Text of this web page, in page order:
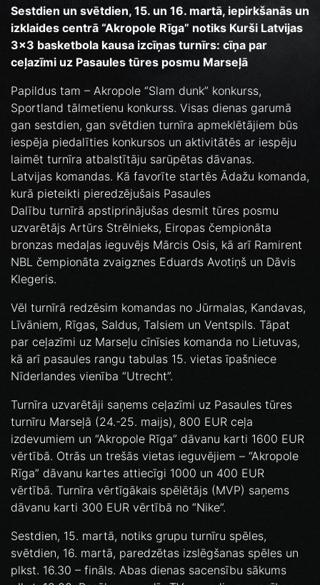
Sestdien un svētdien, 15. un 16. martā, iepirkšanās un
izklaides centrā “Akropole Rīga” notiks Kurši Latvijas
3×3 basketbola kausa izcīņas turnīrs: cīņa par
ceļazīmi uz Pasaules tūres posmu Marseļā
Papildus tam – Akropole “Slam dunk” konkurss,
Sportland tālmetienu konkurss. Visas dienas garumā
gan sestdien, gan svētdien turnīra apmeklētājiem būs
iespēja piedalīties konkursos un aktivitātēs ar iespēju
laimēt turnīra atbalstītāju sarūpētas dāvanas.
Latvijas komandas. Kā favorīte startēs Ādažu komanda,
kurā pieteikti pieredzējušais Pasaules
Dalību turnīrā apstiprinājušas desmit tūres posmu
uzvarētājs Artūrs Strēlnieks, Eiropas čempionāta
bronzas medaļas ieguvējs Mārcis Osis, kā arī Ramirent
NBL čempionāta zvaigznes Eduards Avotiņš un Dāvis
Klegeris.
Vēl turnīrā redzēsim komandas no Jūrmalas, Kandavas,
Līvāniem, Rīgas, Saldus, Talsiem un Ventspils. Tāpat
par ceļazīmi uz Marseļu cīnīsies komanda no Lietuvas,
kā arī pasaules rangu tabulas 15. vietas īpašniece
Nīderlandes vienība “Utrecht”.
Turnīra uzvarētāji saņems ceļazīmi uz Pasaules tūres
turnīru Marseļā (24.-25. maijs), 800 EUR ceļa
izdevumiem un “Akropole Rīga” dāvanu karti 1600 EUR
vērtībā. Otrās un trešās vietas ieguvējiem – “Akropole
Rīga” dāvanu kartes attiecīgi 1000 un 400 EUR
vērtībā. Turnīra vērtīgākais spēlētājs (MVP) saņems
dāvanu karti 300 EUR vērtībā no “Nike”.
Sestdien, 15. martā, notiks grupu turnīru spēles,
svētdien, 16. martā, paredzētas izslēgšanas spēles un
plkst. 16.30 – fināls. Abas dienas sacensību sākums